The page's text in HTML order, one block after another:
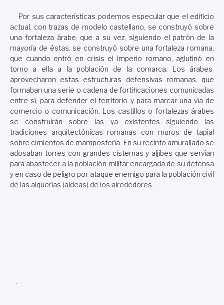
Por sus características podemos especular que el edificio
actual, con trazas de modelo castellano, se construyó sobre
una fortaleza árabe, que a su vez, siguiendo el patrón de la
mayoría de éstas, se construyó sobre una fortaleza romana,
que cuando entró en crisis el imperio romano, aglutinó en
torno a ella a la población de la comarca. Los árabes
aprovecharon estas estructuras defensivas romanas, que
formaban una serie o cadena de fortificaciones comunicadas
entre sí, para defender el territorio y para marcar una vía de
comercio o comunicación. Los castillos o fortalezas árabes
se construirán sobre las ya existentes siguiendo las
tradiciones arquitectónicas romanas con muros de tapial
sobre cimientos de mampostería. En su recinto amurallado se
adosaban torres con grandes cisternas y aljibes que servían
para abastecer a la población militar encargada de su defensa
y en caso de peligro por ataque enemigo para la población civil
de las alquerías (aldeas) de los alrededores.
.